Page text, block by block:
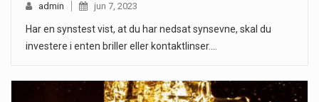
admin jun 7, 2023
Har en synstest vist, at du har nedsat synsevne, skal du
investere i enten briller eller kontaktlinser.…